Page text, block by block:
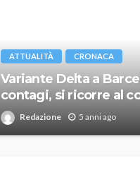
ATTUALITÀ CRONACA
Variante Delta a
contagi, si ricorre al
Redazione 5 anni ago